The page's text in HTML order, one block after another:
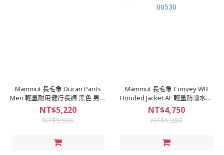
Mammut 長毛象 Ducan Pants
Men 輕量耐用健行長褲 黑色 男款
#1022-02490
NT$5,220
NT$5,800
Mammut 長毛象 Convey WB
Hooded Jacket AF 輕量防潑水連
帽風衣外套 黑/白 男款 #1012-
00530
NT$4,750
NT$5,280